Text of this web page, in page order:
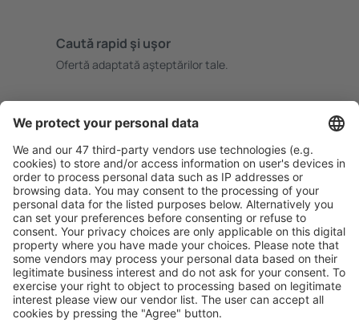
Caută rapid şi uşor
Ofertă adaptată aşteptărilor tale.
Rezervare fără griji cu opțiune gratuită de anulare.
Economiseşte mai mult
Prețuri atractive și oferte speciale pentru utilizatorii
conectați.
Cazarea preferată
Alege din peste 1,3 mil. de opţiuni: hoteluri, cabane,
apartamente și altele.